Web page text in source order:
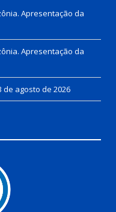
Apresentação da
Apresentação da
de agosto de 2026